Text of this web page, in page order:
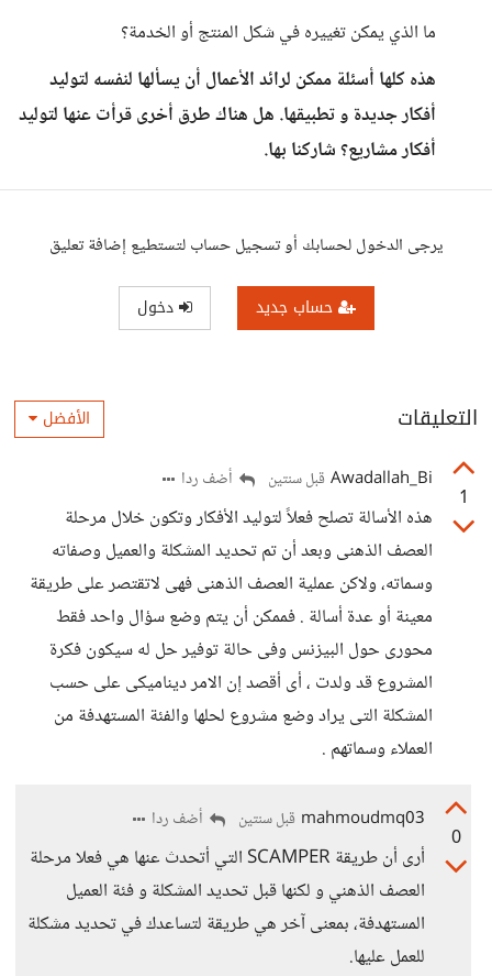
ما الذي يمكن تغييره في شكل المنتج أو الخدمة؟
هذه كلها أسئلة ممكن لرائد الأعمال أن يسألها لنفسه لتوليد
أفكار جديدة و تطبيقها. هل هناك طرق أخرى قرأت عنها لتوليد
أفكار مشاريع؟ شاركنا بها.
يرجى الدخول لحسابك أو تسجيل حساب لتستطيع إضافة تعليق
حساب جديد دخول
التعليقات الأفضل
1
Awadallah_Bi قبل سنتين أضف ردا
هذه الأسالة تصلح فعلاً لتوليد الأفكار وتكون خلال مرحلة
العصف الذهنى وبعد أن تم تحديد المشكلة والعميل وصفاته
وسماته، ولاكن عملية العصف الذهنى فهى لاتقتصر على طريقة
معينة أو عدة أسالة . فممكن أن يتم وضع سؤال واحد فقط
محورى حول البيزنس وفى حالة توفير حل له سيكون فكرة
المشروع قد ولدت ، أى أقصد إن الامر ديناميكى على حسب
المشكلة التى يراد وضع مشروع لحلها والفئة المستهدفة من
العملاء وسماتهم .
0
mahmoudmq03 قبل سنتين أضف ردا
أرى أن طريقة SCAMPER التي أتحدث عنها هي فعلا مرحلة
العصف الذهني و لكنها قبل تحديد المشكلة و فئة العميل
المستهدفة، بمعنى آخر هي طريقة لتساعدك في تحديد مشكلة
للعمل عليها.